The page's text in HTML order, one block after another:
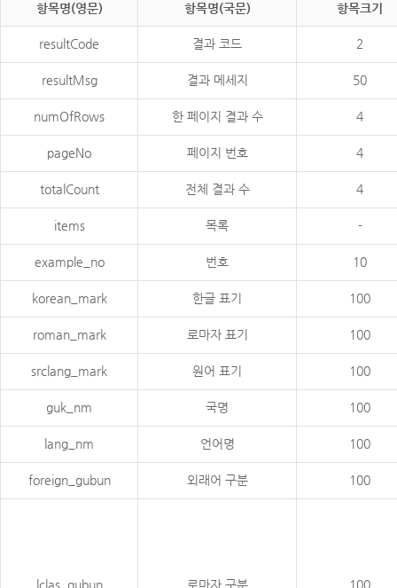
항목명(영문) 항목명(국문) 항목크기
resultCode 결과 코드 2
resultMsg 결과 메세지 50
numOfRows 한 페이지 결과 수 4
pageNo 페이지 번호 4
totalCount 전체 결과 수 4
items 목록 -
example_no 번호 10
korean_mark 한글 표기 100
roman_mark 로마자 표기 100
srclang_mark 원어 표기 100
guk_nm 국명 100
lang_nm 언어명 100
foreign_gubun 외래어 구분 100
lclas_gubun 로마자 구분 100